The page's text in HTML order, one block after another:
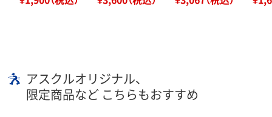
アスクルオリジナル、
限定商品など こちらもおすすめ